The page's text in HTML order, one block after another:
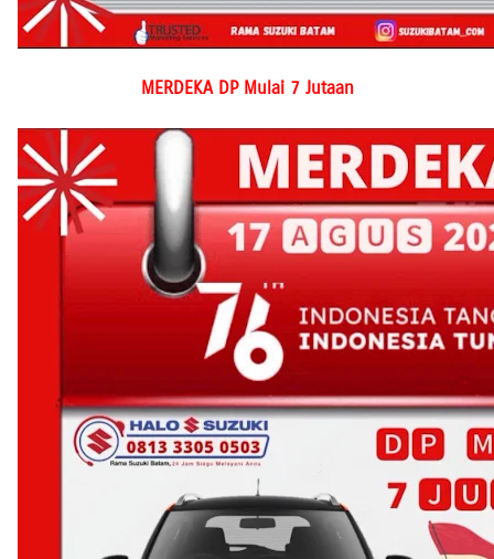
MERDEKA DP Mulai 7 Jutaan